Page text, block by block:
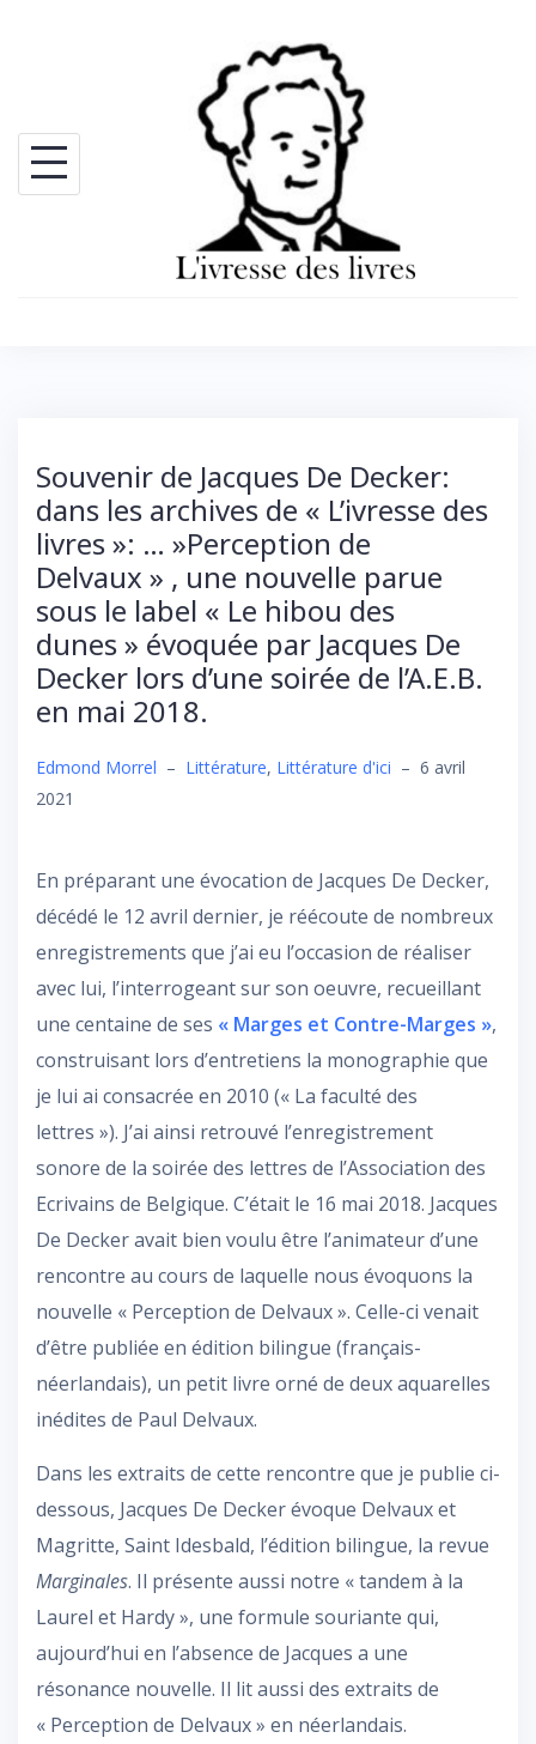
Souvenir de Jacques De Decker:
dans les archives de « L’ivresse des
livres »: … »Perception de
Delvaux » , une nouvelle parue
sous le label « Le hibou des
dunes » évoquée par Jacques De
Decker lors d’une soirée de l’A.E.B.
en mai 2018.
Edmond Morrel – Littérature, Littérature d'ici – 6 avril
2021
En préparant une évocation de Jacques De Decker,
décédé le 12 avril dernier, je réécoute de nombreux
enregistrements que j’ai eu l’occasion de réaliser
avec lui, l’interrogeant sur son oeuvre, recueillant
une centaine de ses « Marges et Contre-Marges »,
construisant lors d’entretiens la monographie que
je lui ai consacrée en 2010 (« La faculté des
lettres »). J’ai ainsi retrouvé l’enregistrement
sonore de la soirée des lettres de l’Association des
Ecrivains de Belgique. C’était le 16 mai 2018. Jacques
De Decker avait bien voulu être l’animateur d’une
rencontre au cours de laquelle nous évoquons la
nouvelle « Perception de Delvaux ». Celle-ci venait
d’être publiée en édition bilingue (français-
néerlandais), un petit livre orné de deux aquarelles
inédites de Paul Delvaux.
Dans les extraits de cette rencontre que je publie ci-
dessous, Jacques De Decker évoque Delvaux et
Magritte, Saint Idesbald, l’édition bilingue, la revue
Marginales. Il présente aussi notre « tandem à la
Laurel et Hardy », une formule souriante qui,
aujourd’hui en l’absence de Jacques a une
résonance nouvelle. Il lit aussi des extraits de
« Perception de Delvaux » en néerlandais.